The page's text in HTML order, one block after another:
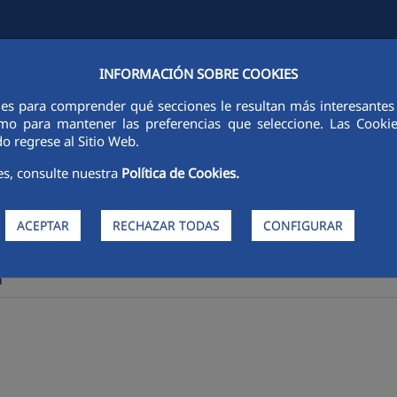
INFORMACIÓN SOBRE COOKIES
para comprender qué secciones le resultan más
para mantener las preferencias que seleccione. Las
regrese al Sitio Web.
consulte nuestra Política de Cookies.
ACEPTAR RECHAZAR TODAS CONFIGURAR
FCC CITY SUSTENABILITATE ETICĂ ȘI INTEGRITATE